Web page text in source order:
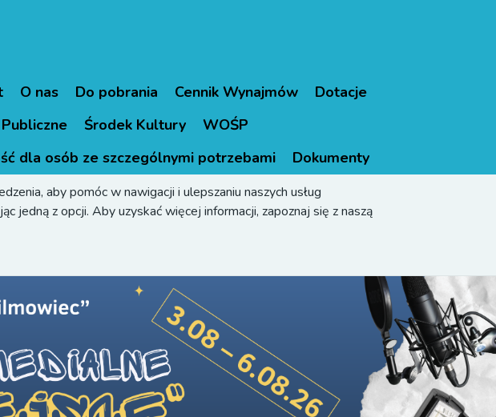
O nas Do pobrania Cennik Wynajmów
Dotacje
Środek Kultury
WOŚP
dla osób ze szczególnymi potrzebami Dokumenty
aby pomóc w nawigacji i ulepszaniu naszych usług
jedną z opcji. Aby uzyskać więcej informacji, zapoznaj się z naszą